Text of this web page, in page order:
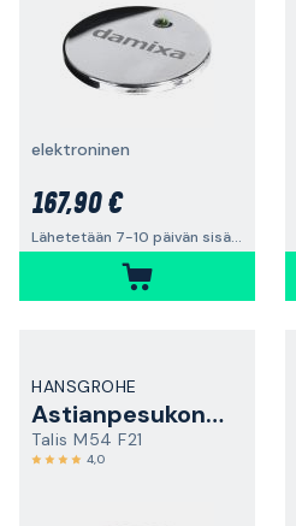
elektroninen
167,90 €
Lähetetään 7-10 päivän sisällä
HANSGROHE
Astianpesukoneliitäntä
Talis M54 F21
4,0